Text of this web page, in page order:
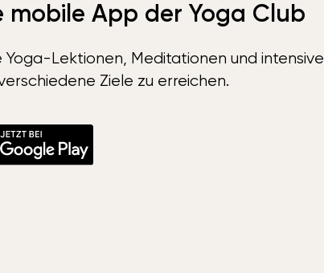
mobile App der Yoga Club
Lektionen, Meditationen und intensive
Ziele zu erreichen.